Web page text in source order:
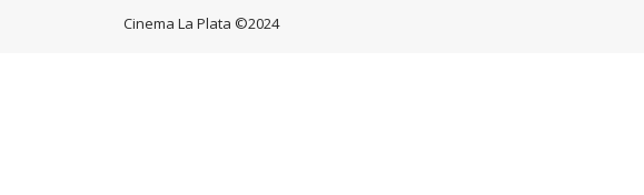
Cinema La Plata ©2024